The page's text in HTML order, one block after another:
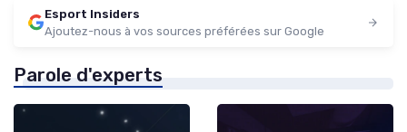
Esport Insiders
Ajoutez-nous à vos sources préférées sur Google
Parole d'experts